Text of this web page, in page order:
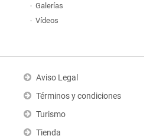
Galerías
Vídeos
Aviso Legal
Términos y condiciones
Turismo
Tienda